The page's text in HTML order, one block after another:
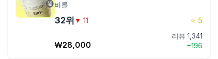
바를
32위 ▼ 11 ⭐ 5
₩28,000
리뷰 1,341
+196